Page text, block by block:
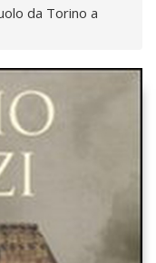
da Torino a